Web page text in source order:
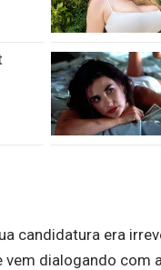
candidatura era
dialogando com